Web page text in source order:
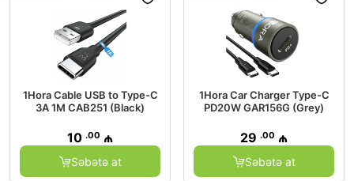
1Hora Cable USB to Type-C
3A 1M CAB251 (Black)
10 .00 ₼
Səbətə at
1Hora Car Charger Type-C
PD20W GAR156G (Grey)
29 .00 ₼
Səbətə at